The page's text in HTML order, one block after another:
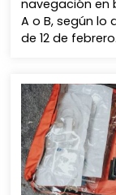
navegación en
A o B, según lo
de 12 de febrero.